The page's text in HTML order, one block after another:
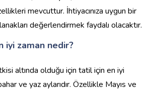
mevcuttur. İhtiyacınıza uygun bir
değerlendirmek faydalı olacaktır.
iyi zaman nedir?
altında olduğu için tatil için en iyi
ve yaz aylarıdır. Özellikle Mayıs ve